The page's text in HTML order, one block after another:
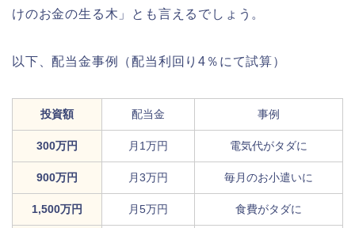
けのお金の生る木」とも言えるでしょう。
以下、配当金事例（配当利回り4％にて試算）
投資額 配当金 事例
300万円 月1万円 電気代がタダに
900万円 月3万円 毎月のお小遣いに
1,500万円 月5万円 食費がタダに